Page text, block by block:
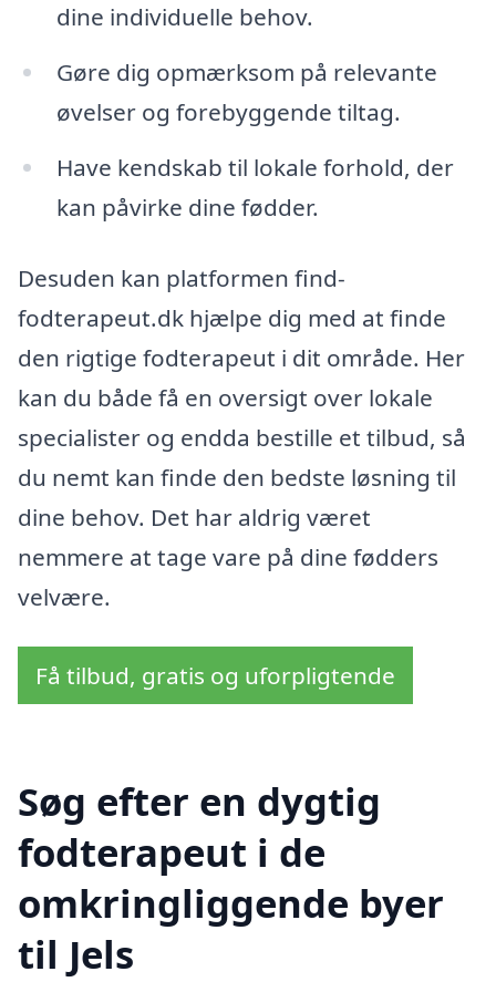
dine individuelle behov.
Gøre dig opmærksom på relevante
øvelser og forebyggende tiltag.
Have kendskab til lokale forhold, der
kan påvirke dine fødder.
Desuden kan platformen find-
fodterapeut.dk hjælpe dig med at finde
den rigtige fodterapeut i dit område. Her
kan du både få en oversigt over lokale
specialister og endda bestille et tilbud, så
du nemt kan finde den bedste løsning til
dine behov. Det har aldrig været
nemmere at tage vare på dine fødders
velvære.
Få tilbud, gratis og uforpligtende
Søg efter en dygtig
fodterapeut i de
omkringliggende byer
til Jels